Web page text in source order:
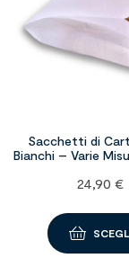
Sacchetti di
Bianchi – Varie
24,90 €